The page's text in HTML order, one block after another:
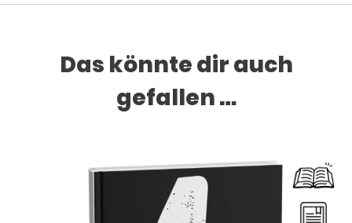
Das könnte dir auch
gefallen …